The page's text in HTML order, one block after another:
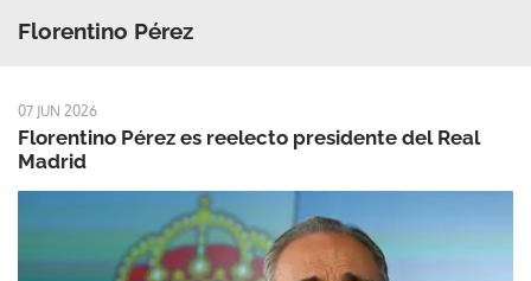
Florentino Pérez
07 JUN 2026
Florentino Pérez es reelecto presidente del Real
Madrid